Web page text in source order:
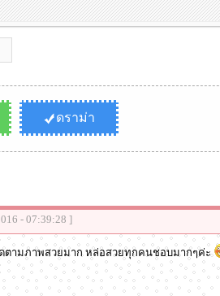
ดราม่า
- 07:39:28 ]
ตามภาพสวยมาก หล่อสวยทุกคนชอบมากๆค่ะ